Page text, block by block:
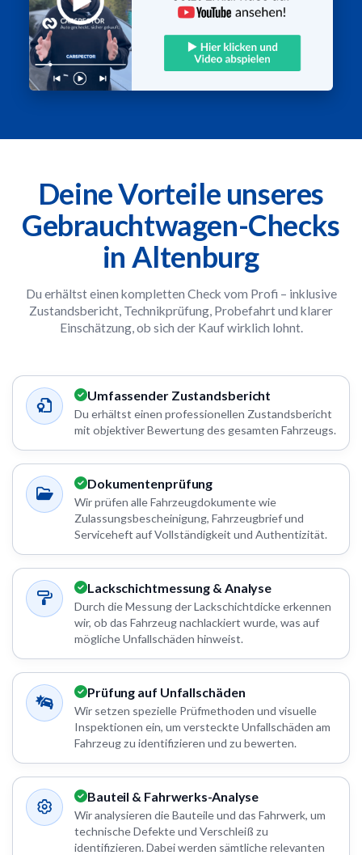
Deine Vorteile unseres
Gebrauchtwagen-Checks
in Altenburg
Du erhältst einen kompletten Check vom Profi – inklusive
Zustandsbericht, Technikprüfung, Probefahrt und klarer
Einschätzung, ob sich der Kauf wirklich lohnt.
Umfassender Zustandsbericht
Du erhältst einen professionellen Zustandsbericht
mit objektiver Bewertung des gesamten Fahrzeugs.
Dokumentenprüfung
Wir prüfen alle Fahrzeugdokumente wie
Zulassungsbescheinigung, Fahrzeugbrief und
Serviceheft auf Vollständigkeit und Authentizität.
Lackschichtmessung & Analyse
Durch die Messung der Lackschichtdicke erkennen
wir, ob das Fahrzeug nachlackiert wurde, was auf
mögliche Unfallschäden hinweist.
Prüfung auf Unfallschäden
Wir setzen spezielle Prüfmethoden und visuelle
Inspektionen ein, um versteckte Unfallschäden am
Fahrzeug zu identifizieren und zu bewerten.
Bauteil & Fahrwerks-Analyse
Wir analysieren die Bauteile und das Fahrwerk, um
technische Defekte und Verschleiß zu
identifizieren. Dabei werden sämtliche relevanten